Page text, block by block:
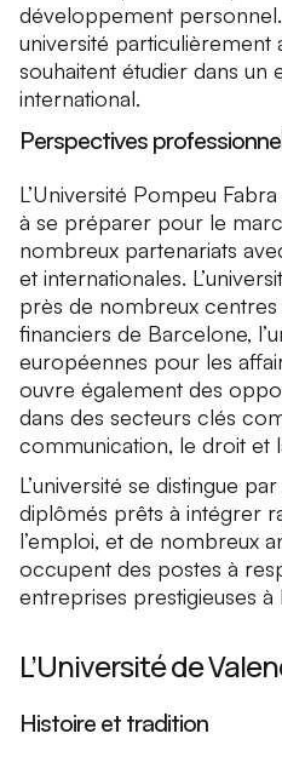
développement personnel.
université particulièrement
souhaitent étudier dans un
international.
Perspectives
L’Université Pompeu
à se préparer pour le
nombreux partenariats
et internationales.
près de nombreux
financiers de Barcelone,
européennes pour les
ouvre également des
dans des secteurs clés
communication, le droit et
L’université se distingue
diplômés prêts à intégrer
l’emploi, et de nombreux
occupent des postes à
entreprises prestigieuses à
L’Université de
Histoire et tradition